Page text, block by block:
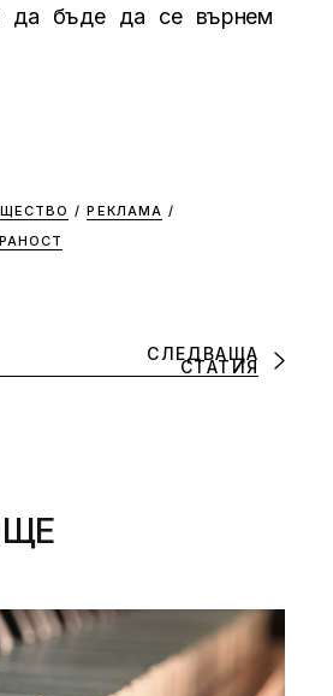
да бъде да се върнем
/ РЕКЛАМА /
СЛЕДВАЩА
СТАТИЯ